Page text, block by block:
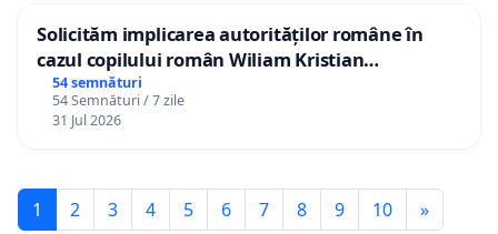
Solicităm implicarea autorităților române în
cazul copilului român Wiliam Kristian
Gheorghe, aflat în plasament în Danemarca de
12 ani
54 semnături
54 Semnături / 7 zile
31 Jul 2026
1 2 3 4 5 6 7 8 9 10 »